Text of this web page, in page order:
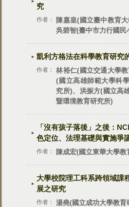
究
作者：
陳嘉皇(國立臺中教育大
吳碧智(臺中市力行國民
凱利方格法在科學教育研究
作者：
林裕仁(國立交通大學
(國立高雄師範大學科
究所)、洪振方(國立高
暨環境教育研究所)
「沒有孩子落後」之後：
色定位、法理基礎與實施爭
作者： 陳成宏(國立東華大學
大學校院理工科系跨領域課
展之研究
作者：
湯堯(國立成功大學教育